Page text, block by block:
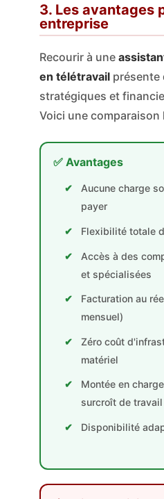
3. Les avantages
entreprise
Recourir à une
en télétravailprésente
stratégiques et
Voici une comparaison
✅ Avantages
Aucune charge
payer
Flexibilité totale
Accès à des
et spécialisées
Facturation au
mensuel)
Zéro coût
matériel
Montée en
surcroît de travail
Disponibilité